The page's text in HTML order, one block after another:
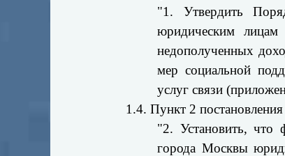
"1. Утвердить
юридическим
недополученных
мер социальной
услуг связи
1.4. Пункт 2
"2. Установить, что
города Москвы